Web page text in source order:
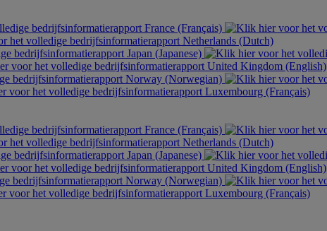
France (Français)
Netherlands (Dutch)
Japan (Japanese)
United Kingdom (English)
Norway (Norwegian)
Luxembourg (Français)
France (Français)
Netherlands (Dutch)
Japan (Japanese)
United Kingdom (English)
Norway (Norwegian)
Luxembourg (Français)